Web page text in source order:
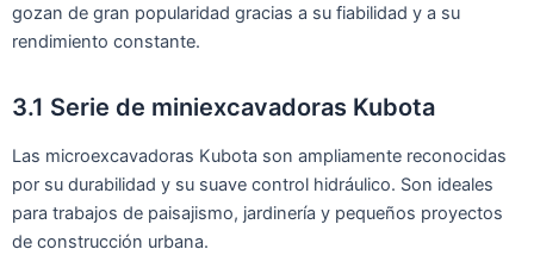
gozan de gran popularidad gracias a su fiabilidad y a su
rendimiento constante.
3.1 Serie de miniexcavadoras Kubota
Las microexcavadoras Kubota son ampliamente reconocidas
por su durabilidad y su suave control hidráulico. Son ideales
para trabajos de paisajismo, jardinería y pequeños proyectos
de construcción urbana.